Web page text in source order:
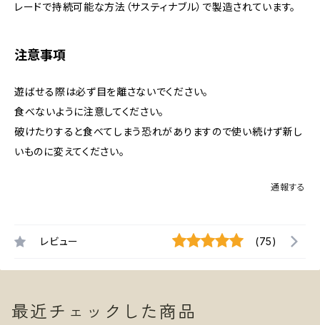
レードで持続可能な方法（サスティナブル）で製造されています。
注意事項
遊ばせる際は必ず目を離さないでください。
食べないように注意してください。
破けたりすると食べてしまう恐れがありますので使い続けず新し
いものに変えてください。
通報する
レビュー (75)
最近チェックした商品